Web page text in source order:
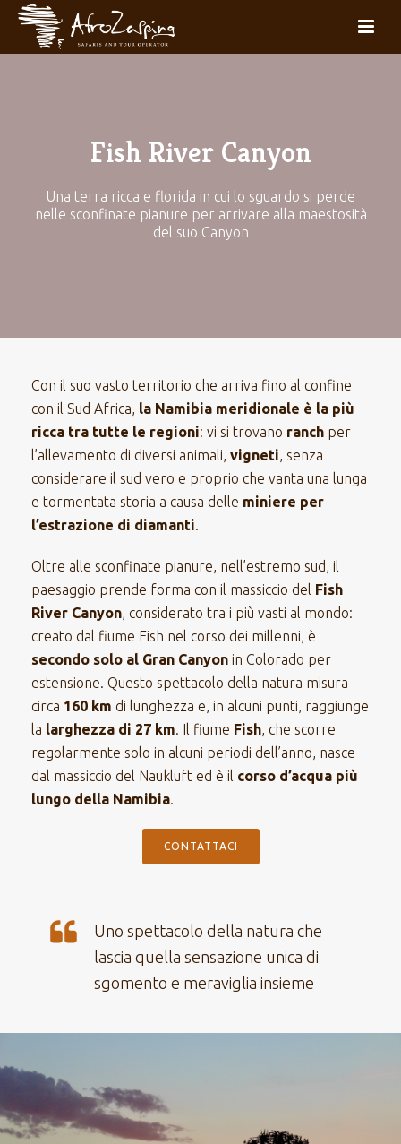
Fish River Canyon
Una terra ricca e florida in cui lo sguardo si perde
nelle sconfinate pianure per arrivare alla maestosità
del suo Canyon
Con il suo vasto territorio che arriva fino al confine
con il Sud Africa, la Namibia meridionale è la più
ricca tra tutte le regioni: vi si trovano ranch per
l’allevamento di diversi animali, vigneti, senza
considerare il sud vero e proprio che vanta una lunga
e tormentata storia a causa delle miniere per
l’estrazione di diamanti.
Oltre alle sconfinate pianure, nell’estremo sud, il
paesaggio prende forma con il massiccio del Fish
River Canyon, considerato tra i più vasti al mondo:
creato dal fiume Fish nel corso dei millenni, è
secondo solo al Gran Canyon in Colorado per
estensione. Questo spettacolo della natura misura
circa 160 km di lunghezza e, in alcuni punti, raggiunge
la larghezza di 27 km. Il fiume Fish, che scorre
regolarmente solo in alcuni periodi dell’anno, nasce
dal massiccio del Naukluft ed è il corso d’acqua più
lungo della Namibia.
CONTATTACI
Uno spettacolo della natura che
lascia quella sensazione unica di
sgomento e meraviglia insieme